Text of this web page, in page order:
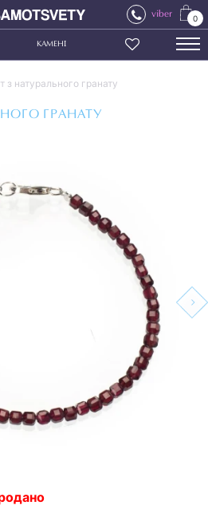
viber 0
КАМЕНІ
з натурального гранату
ГРАНАТУ